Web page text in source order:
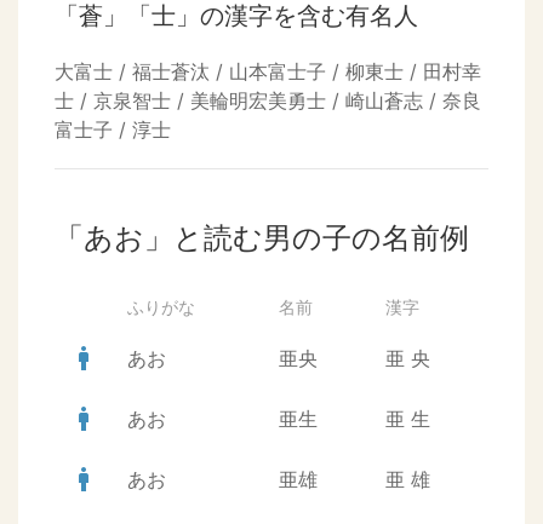
「蒼」「士」の漢字を含む有名人
大富士 / 福士蒼汰 / 山本富士子 / 柳東士 / 田村幸
士 / 京泉智士 / 美輪明宏美勇士 / 崎山蒼志 / 奈良
富士子 / 淳士
「あお」と読む男の子の名前例
ふりがな 名前 漢字
man あお 亜央 亜 央
man あお 亜生 亜 生
man あお 亜雄 亜 雄